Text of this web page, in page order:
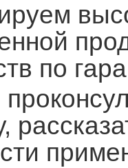
по